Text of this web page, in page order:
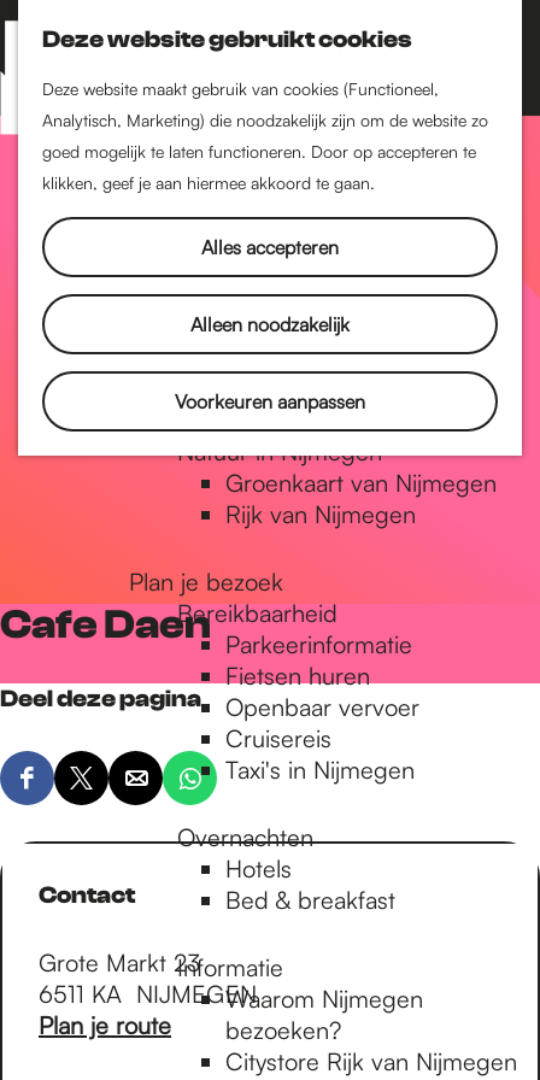
Deze website gebruikt cookies
Deze website maakt gebruik van cookies (Functioneel,
Analytisch, Marketing) die noodzakelijk zijn om de website zo
goed mogelijk te laten functioneren. Door op accepteren te
klikken, geef je aan hiermee akkoord te gaan.
Alles accepteren
Alleen noodzakelijk
Voorkeuren aanpassen
Z
o
e
k
e
K
a
a
r
t
M
e
n
Nijmegen-Nieuw-West
Dukenburg
Lindenholt
Historie
De oudste stad van
Nederland
Historische tijdlijn
Romeinse Limes
Vrede van Nijmegen
Penning
Natuur in Nijmegen
Groenkaart van Nijmegen
Rijk van Nijmegen
Plan je bezoek
Bereikbaarheid
Parkeerinformatie
Fietsen huren
Openbaar vervoer
Cruisereis
Taxi's in Nijmegen
Overnachten
Hotels
Bed & breakfast
Informatie
Waarom Nijmegen
bezoeken?
Citystore Rijk van Nijmegen
Cafe Daen
Deel deze pagina
D
e
p
D
e
l
e
z
e
p
D
e
l
z
e
p
D
e
e
e
z
e
Contact
Grote Markt 23
6511 KA NIJMEGEN
Plan je routen